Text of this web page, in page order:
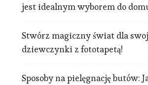
jest idealnym wyborem do
Stwórz magiczny świat dla
dziewczynki z fototapetą!
Sposoby na pielęgnację butów: